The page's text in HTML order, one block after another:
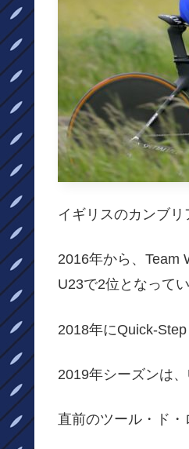
イギリスのカンブ
2016年から、Team
U23で2位となってい
2018年にQuick-
2019年シーズンは
直前のツール・ド